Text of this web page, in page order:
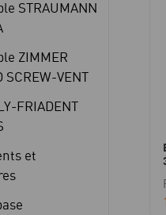
STRAUMANN
ZIMMER
SCREW-VENT
FRIADENT
et